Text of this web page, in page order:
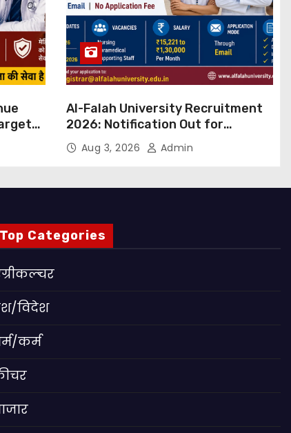
Al-Falah University Recruitment
2026: Notification Out for
Nursing, Paramedical &
Supporting Staff Posts, Apply
Aug 3, 2026 Admin
Top Categories
विदेश
कर्म